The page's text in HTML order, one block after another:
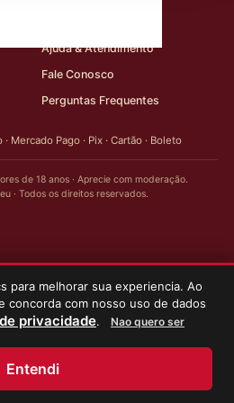
para melhorar sua experiencia. Ao
concorda com nosso uso de dados
privacidade.
Nao quero ser
Entendi
Ajuda & Atendimento
Fale Conosco
Perguntas Frequentes
Mercado Pago · Pix · Cartão · Boleto
de 18 anos · Aprecie com moderação.
· Todos os direitos reservados.